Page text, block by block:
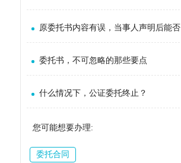
原委托书内容有误，当事人声明后能否重新办理委托书公证
委托书，不可忽略的那些要点
什么情况下，公证委托终止？
您可能想要办理:
委托合同